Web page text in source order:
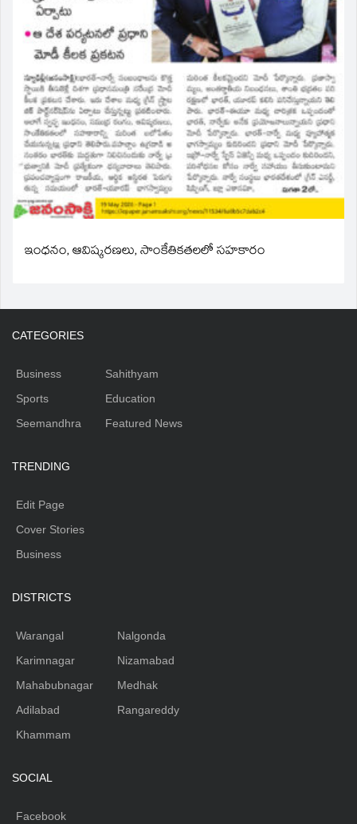
ఇంధనం, ఆవిష్కరణలు, సాంకేతికతలలో సహకారం
CATEGORIES
Business
Sports
Seemandhra
Sahithyam
Education
Featured News
TRENDING
Edit Page
Cover Stories
Business
DISTRICTS
Warangal
Karimnagar
Mahabubnagar
Adilabad
Khammam
Nalgonda
Nizamabad
Medhak
Rangareddy
SOCIAL
Facebook